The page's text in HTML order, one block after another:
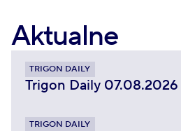
Aktualne
TRIGON DAILY
Trigon Daily 07.08.2026
TRIGON DAILY